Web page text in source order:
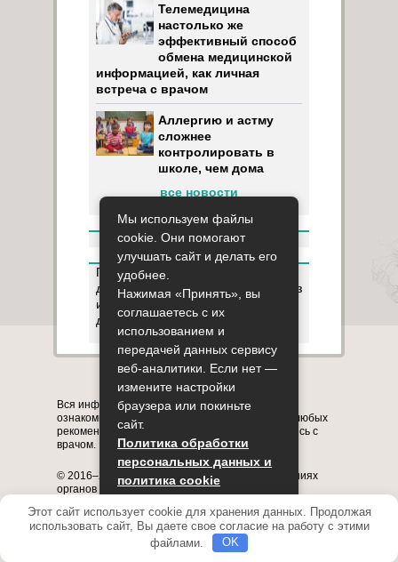
Телемедицина
настолько же
эффективный способ
обмена медицинской
информацией, как личная
встреча с врачом
Аллергию и астму
сложнее
контролировать в
школе, чем дома
все новости
Пользуясь данным ресурсом вы
даёте разрешение на сбор, анализ
и хранение своих персональных
данных согласно Правилам
Карта сайта О сайте Контакты
Вся информация на сайте представлена в
ознакомительных целях. Перед применением любых
рекомендаций обязательно проконсультируйтесь с
врачом.
© 2016–2026, медицинский портал о заболеваниях
органов системы дыхания astmania.ru
сайта без указания активной ссылки на него
запрещено.
Мы используем файлы
cookie. Они помогают
улучшать сайт и делать его
удобнее.
Нажимая «Принять», вы
соглашаетесь с их
использованием и
передачей данных сервису
веб-аналитики. Если нет —
измените настройки
браузера или покиньте
сайт.
Политика обработки
персональных данных и
политика cookie
Принять
Этот сайт использует cookie для хранения данных. Продолжая
использовать сайт, Вы даете свое согласие на работу с этими
файлами.
OK